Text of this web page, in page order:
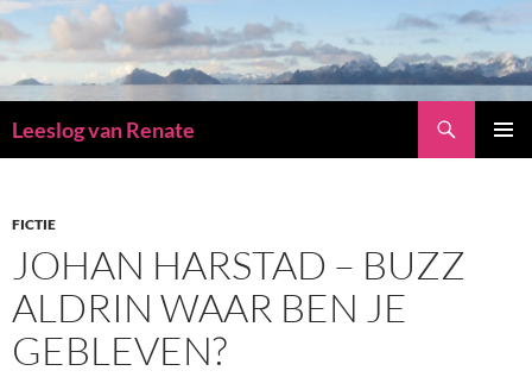
Leeslog van Renate
INHOUD
FICTIE
JOHAN HARSTAD – BUZZ
ALDRIN WAAR BEN JE
GEBLEVEN?